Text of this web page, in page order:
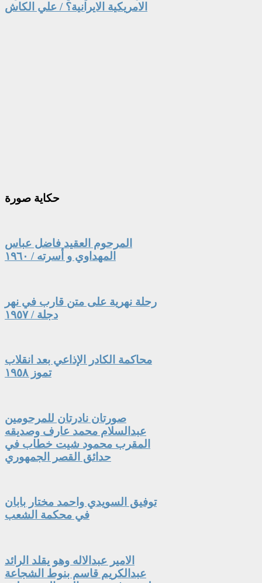
الامريكية الايرانية؟ / علي الكاش
حكاية صورة
المرحوم العقيد فاضل عباس
المهداوي و أسرته / ١٩٦٠
رحلة نهرية على متن قارب في نهر
دجلة / ١٩٥٧
محاكمة الكادر الإذاعي بعد انقلاب
تموز ١٩٥٨
صورتان نادرتان للمرحومين
عبدالسلام محمد عارف وصديقه
المقرب محمود شيت خطاب في
حدائق القصر الجمهوري
توفيق السويدي واحمد مختار بابان
في محكمة الشعب
الامير عبدالاله وهو يقلد الرائد
عبدالكريم قاسم بنوط الشجاعة